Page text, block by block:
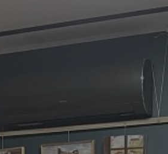
konfigurować swoich
wygodę i zgodność z
danych.
Rejestruje, który klaster
Ten plik cookie jest używany
Cookie-Script.com do
preferencji dotyczących
pliki cookie. Jest to
Cookie-Script.com działał
29 minut 59
sekund
Ten plik cookie służy do
botów. Jest to korzystne dla
ponieważ umożliwia